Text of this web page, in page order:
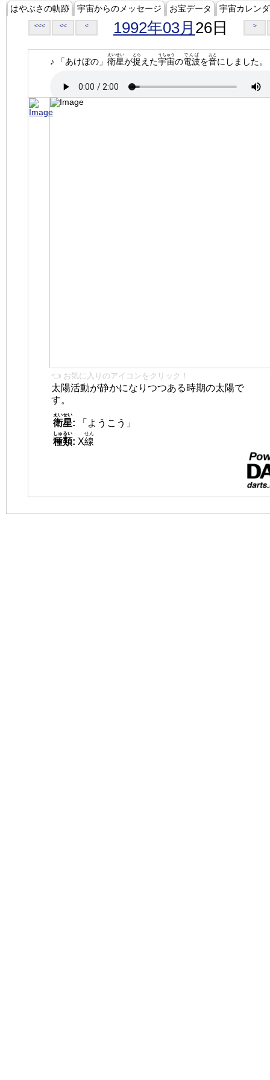
はやぶさの軌跡 宇宙からのメッセージ お宝データ 宇宙カレン
<<< << < 1992年03月 26日 >
♪ 「あけぼの」 衛星
えいせい
が捉
とら
えた宇宙
うちゅう
の電波
でんぱ
を音
おと
にしました。
👈 お気に入りのアイコンをクリック！
太陽活動が静かになりつつある時期の太陽で
す。
衛星
えいせい
:
「ようこう」
種類
しゅるい
: X線
せん